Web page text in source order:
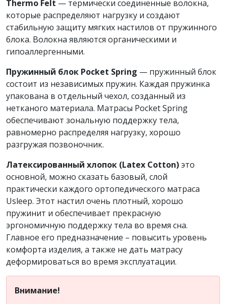
Thermo Felt — термически соединенные волокна,
которые распределяют нагрузку и создают
стабильную защиту мягких настилов от пружинного
блока. Волокна являются органическими и
гипоаллергенными.
Пружинный блок Pocket Spring — пружинный блок
состоит из независимых пружин. Каждая пружинка
упакована в отдельный чехол, созданный из
нетканого материала. Матрасы Pocket Spring
обеспечивают зональную поддержку тела,
равномерно распределяя нагрузку, хорошо
разгружая позвоночник.
Латексированный хлопок (Latex Cotton)это
основной, можно сказать базовый, слой
практически каждого ортопедического матраса
Usleep. Этот настил очень плотный, хорошо
пружинит и обеспечивает прекрасную
эргономичную поддержку тела во время сна.
Главное его предназначение – повысить уровень
комфорта изделия, а также не дать матрасу
деформироваться во время эксплуатации.
Внимание!